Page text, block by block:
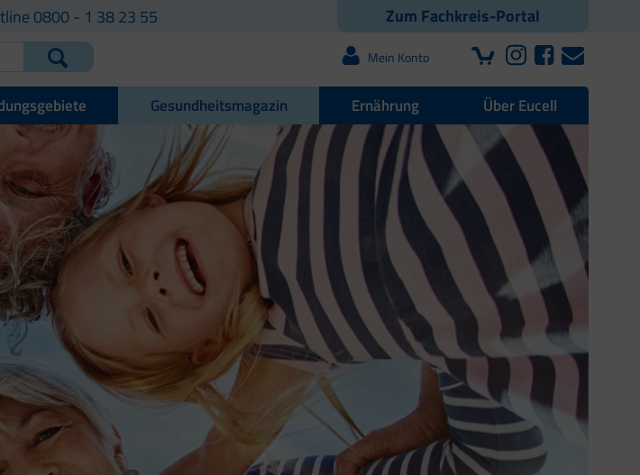
Zum Fachkreis-Portal
0800 - 1 38 23 55
Mein Konto
Gesundheitsmagazin Ernährung Über Eucell